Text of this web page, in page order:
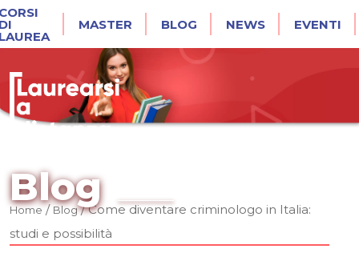
MASTER BLOG NEWS EVENTI
Blog
Home/Blog/Come diventare criminologo in Italia:
studi e possibilità